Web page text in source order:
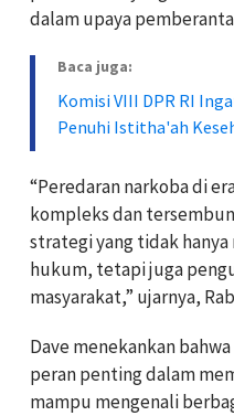
dalam upaya
Baca juga:
Komisi VIII DPR RI
Penuhi Istitha'ah
“Peredaran narkoba di
kompleks dan
strategi yang tidak
hukum, tetapi juga
masyarakat,” ujarnya,
Dave menekankan
peran penting dalam
mampu mengenali